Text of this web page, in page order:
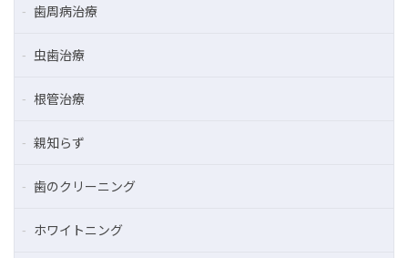
歯周病治療
虫歯治療
根管治療
親知らず
歯のクリーニング
ホワイトニング